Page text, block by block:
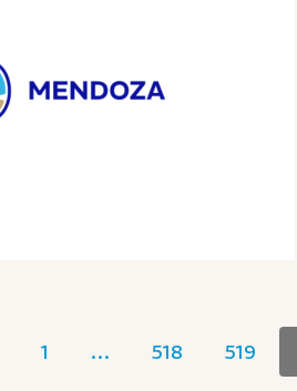
1 … 518 519